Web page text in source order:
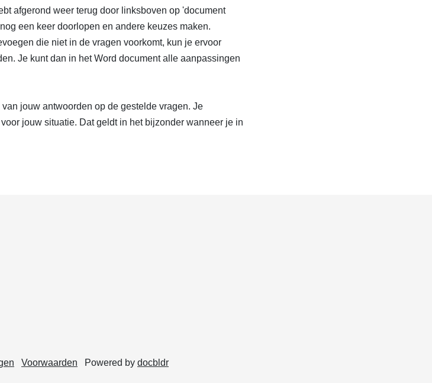
afgerond weer terug door linksboven op 'document
een keer doorlopen en andere keuzes maken.
die niet in de vragen voorkomt, kun je ervoor
Je kunt dan in het Word document alle aanpassingen
jouw antwoorden op de gestelde vragen. Je
jouw situatie. Dat geldt in het bijzonder wanneer je in
Voorwaarden Powered by docbldr